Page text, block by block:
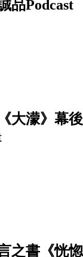
品Podcast
大濛》幕
之書《恍